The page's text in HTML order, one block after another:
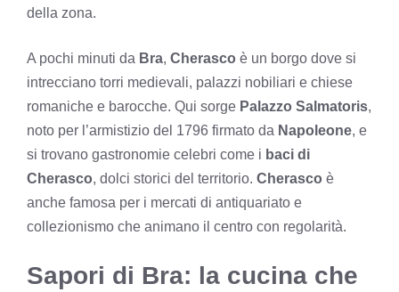
della zona.
A pochi minuti da Bra, Cherasco è un borgo dove si
intrecciano torri medievali, palazzi nobiliari e chiese
romaniche e barocche. Qui sorge Palazzo Salmatoris,
noto per l’armistizio del 1796 firmato da Napoleone, e
si trovano gastronomie celebri come i baci di
Cherasco, dolci storici del territorio. Cherasco è
anche famosa per i mercati di antiquariato e
collezionismo che animano il centro con regolarità.
Sapori di Bra: la cucina che